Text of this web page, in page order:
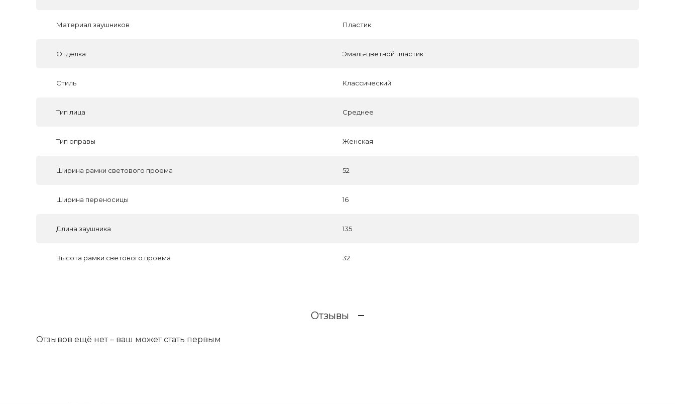
Материал заушников Пластик
Отделка Эмаль-цветной пластик
Стиль Классический
Тип лица Среднее
Тип оправы Женская
Ширина рамки светового проема 52
Ширина переносицы 16
Длина заушника 135
Высота рамки светового проема 32
Отзывы
Отзывов ещё нет – ваш может стать первым